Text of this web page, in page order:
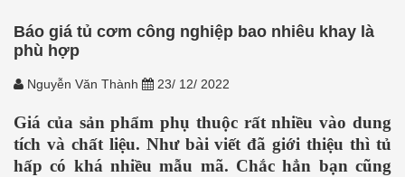
Báo giá tủ cơm công nghiệp bao nhiêu khay là
phù hợp
Nguyễn Văn Thành 23/ 12/ 2022
Giá của sản phẩm phụ thuộc rất nhiều vào dung
tích và chất liệu. Như bài viết đã giới thiệu thì tủ
hấp có khá nhiều mẫu mã. Chắc hẳn bạn cũng